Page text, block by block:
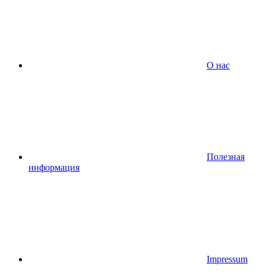
О нас
Полезная
информация
Impressum